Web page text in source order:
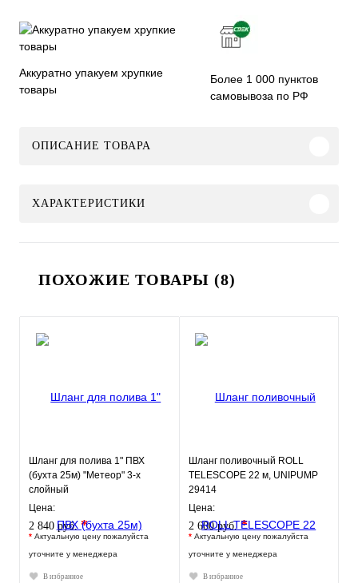
Аккуратно упакуем хрупкие
товары
Более 1 000 пунктов
самовывоза по РФ
ОПИСАНИЕ ТОВАРА
ХАРАКТЕРИСТИКИ
ПОХОЖИЕ ТОВАРЫ (8)
Шланг для полива 1" ПВХ
(бухта 25м) "Метеор" 3-х
слойный
Цена:
2 840 руб. *
* Актуальную цену пожалуйста
уточните у менеджера
В избранное
Шланг поливочный ROLL
TELESCOPE 22 м, UNIPUMP
29414
Цена:
2 600 руб. *
* Актуальную цену пожалуйста
уточните у менеджера
В избранное